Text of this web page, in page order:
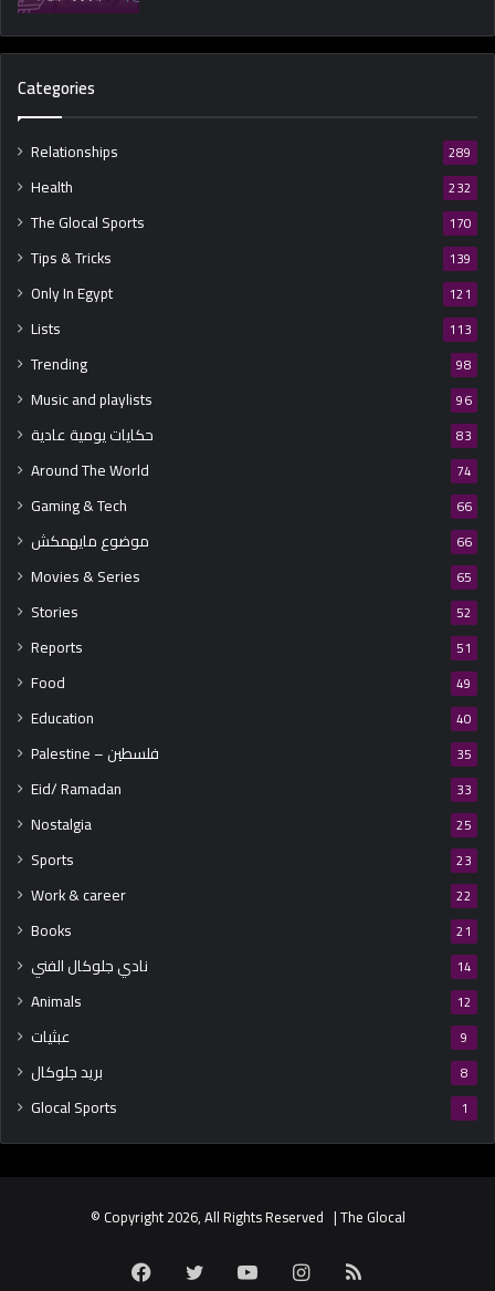
Categories
Relationships 289
Health 232
The Glocal Sports 170
Tips & Tricks 139
Only In Egypt 121
Lists 113
Trending 98
Music and playlists 96
حكايات يومية عادية 83
Around The World 74
Gaming & Tech 66
موضوع مايهمكش 66
Movies & Series 65
Stories 52
Reports 51
Food 49
Education 40
Palestine – فلسطين 35
Eid/ Ramadan 33
Nostalgia 25
Sports 23
Work & career 22
Books 21
نادي جلوكال الفني 14
Animals 12
عبثيات 9
بريد جلوكال 8
Glocal Sports 1
© Copyright 2026, All Rights Reserved | The Glocal
Facebook Twitter YouTubeInstagram